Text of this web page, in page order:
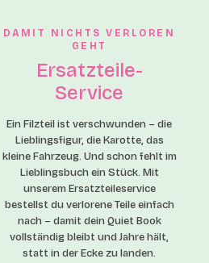
DAMIT NICHTS VERLOREN
GEHT
Ersatzteile-
Service
Ein Filzteil ist verschwunden – die
Lieblingsfigur, die Karotte, das
kleine Fahrzeug. Und schon fehlt im
Lieblingsbuch ein Stück. Mit
unserem Ersatzteileservice
bestellst du verlorene Teile einfach
nach – damit dein Quiet Book
vollständig bleibt und Jahre hält,
statt in der Ecke zu landen.